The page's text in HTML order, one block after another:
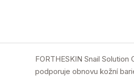
FORTHESKIN Snail Solution
podporuje obnovu kožní